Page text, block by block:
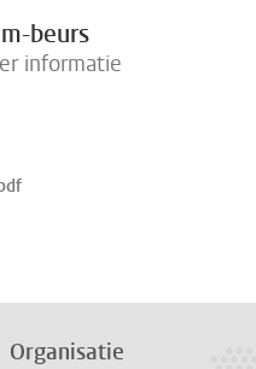
beurs
informatie
Organisatie